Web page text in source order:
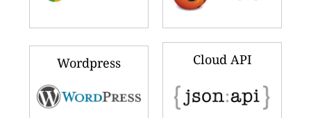
Wordpress Cloud API